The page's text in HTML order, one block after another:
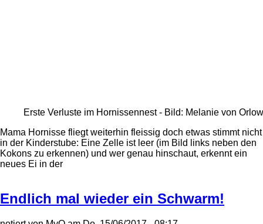
Erste Verluste im Hornissennest - Bild: Melanie von Orlow
Mama Hornisse fliegt weiterhin fleissig doch etwas stimmt nicht
in der Kinderstube: Eine Zelle ist leer (im Bild links neben den
Kokons zu erkennen) und wer genau hinschaut, erkennt ein
neues Ei in der
Endlich mal wieder ein Schwarm!